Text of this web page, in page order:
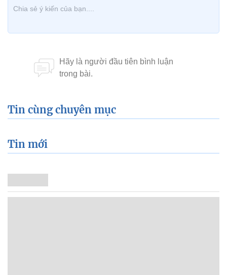
Tin cùng chuyên mục
Tin mới